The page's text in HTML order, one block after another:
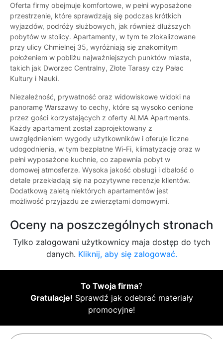
Oferta firmy obejmuje komfortowe, w pełni wyposażone
przestrzenie, które sprawdzają się podczas krótkich
wyjazdów, podróży służbowych, jak również dłuższych
pobytów w stolicy. Apartamenty, w tym te zlokalizowane
przy ulicy Chmielnej 35, wyróżniają się znakomitym
położeniem w pobliżu najważniejszych punktów miasta,
takich jak Dworzec Centralny, Złote Tarasy czy Pałac
Kultury i Nauki.
Niezależność, prywatność oraz widowiskowe widoki na
panoramę Warszawy to cechy, które są wysoko cenione
przez gości korzystających z oferty ALMA Apartments.
Każdy apartament został zaprojektowany z
uwzględnieniem wygody użytkowników i oferuje liczne
udogodnienia, w tym bezpłatne Wi-Fi, klimatyzację oraz w
pełni wyposażone kuchnie, co zapewnia pobyt w
domowej atmosferze. Wysoka jakość obsługi i dbałość o
detale przekładają się na pozytywne recenzje klientów.
Dodatkową zaletą niektórych apartamentów jest
możliwość przyjazdu ze zwierzętami domowymi.
Oceny na poszczególnych stronach
Tylko zalogowani użytkownicy maja dostęp do tych
danych. Kliknij, aby się zalogować.
To Twoja firma?
Gratulacje! Sprawdź jak odebrać materiały
promocyjne!